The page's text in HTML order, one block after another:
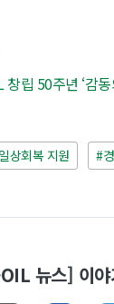
립 50주년 ‘감
상회복 지원 #
뉴스] 이야